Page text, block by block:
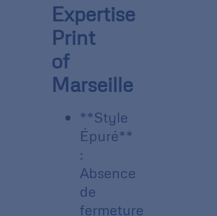
Expertise
Print
of
Marseille
**Style
Épuré**
:
Absence
de
fermeture